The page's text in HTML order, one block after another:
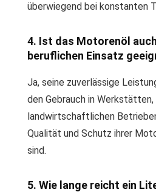
überwiegend bei konstanten
4. Ist das Motorenöl
beruflichen Einsatz
Ja, seine zuverlässige
den Gebrauch in Werkstätten,
landwirtschaftlichen
Qualität und Schutz ihrer
sind.
5. Wie lange reicht ein